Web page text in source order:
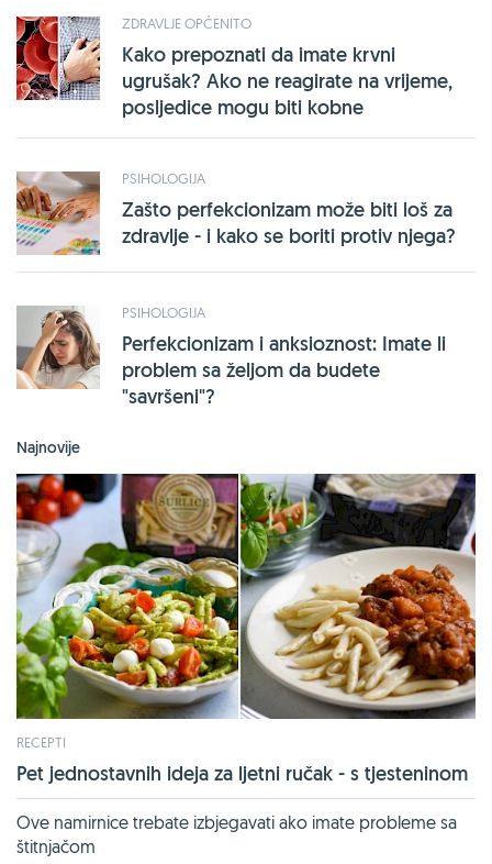
ZDRAVLJE OPĆENITO
Kako prepoznati da imate krvni
ugrušak? Ako ne reagirate na vrijeme,
posljedice mogu biti kobne
PSIHOLOGIJA
Zašto perfekcionizam može biti loš za
zdravlje - i kako se boriti protiv njega?
PSIHOLOGIJA
Perfekcionizam i anksioznost: Imate li
problem sa željom da budete
"savršeni"?
Najnovije
RECEPTI
Pet jednostavnih ideja za ljetni ručak - s tjesteninom
Ove namirnice trebate izbjegavati ako imate probleme sa
štitnjačom